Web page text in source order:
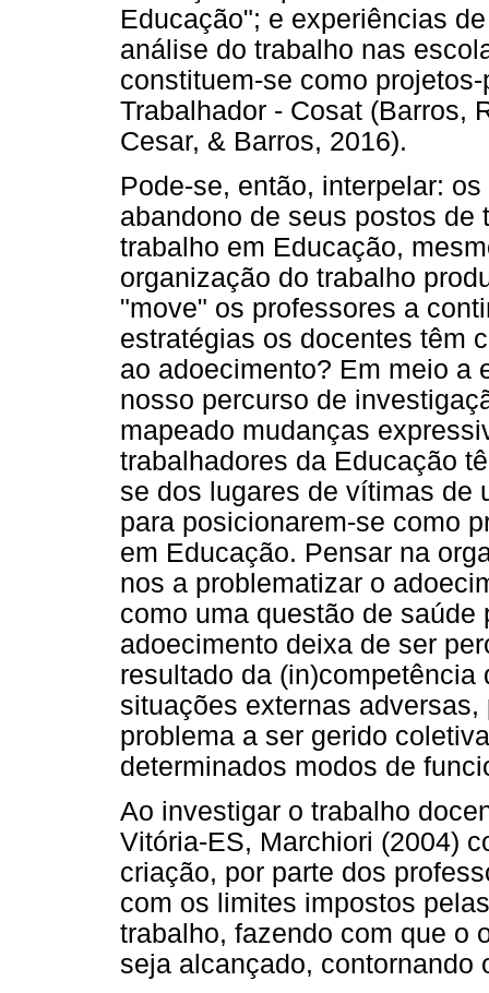
Educação"; e experiências
análise do trabalho nas
constituem-se como
Trabalhador - Cosat (Barros,
Cesar, & Barros, 2016).
Pode-se, então, interpelar:
abandono de seus postos
trabalho em Educação,
organização do trabalho
"move" os professores a
estratégias os docentes têm
ao adoecimento? Em meio a
nosso percurso de
mapeado mudanças
trabalhadores da Educação
se dos lugares de vítimas de
para posicionarem-se como
em Educação. Pensar na
nos a problematizar o
como uma questão de
adoecimento deixa de ser
resultado da
situações externas
problema a ser gerido
determinados modos de
Ao investigar o trabalho
Vitória-ES, Marchiori (2004)
criação, por parte dos
com os limites impostos
trabalho, fazendo com que o
seja alcançado, contornando